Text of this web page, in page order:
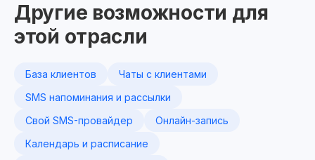
Другие возможности для
этой отрасли
База клиентов
Чаты с клиентами
SMS напоминания и рассылки
Свой SMS-провайдер
Онлайн-запись
Календарь и расписание